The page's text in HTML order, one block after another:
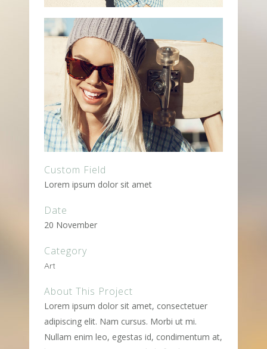
Custom Field
Lorem ipsum dolor sit amet
Date
20 November
Category
Art
About This Project
Lorem ipsum dolor sit amet, consectetuer
adipiscing elit. Nam cursus. Morbi ut mi.
Nullam enim leo, egestas id, condimentum at,